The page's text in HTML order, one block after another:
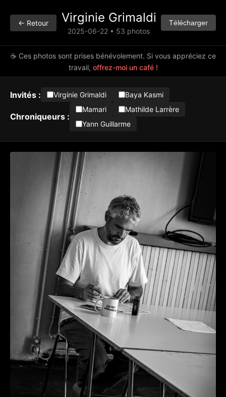
← Retour Virginie Grimaldi
2025-06-22 • 53 photos
Télécharger
☕ Ces photos sont prises bénévolement. Si vous appréciez ce
travail, offrez-moi un café !
Invités : Virginie Grimaldi Baya Kasmi
Chroniqueurs :
Mamari
Mathilde Larrère
Yann Guillarme